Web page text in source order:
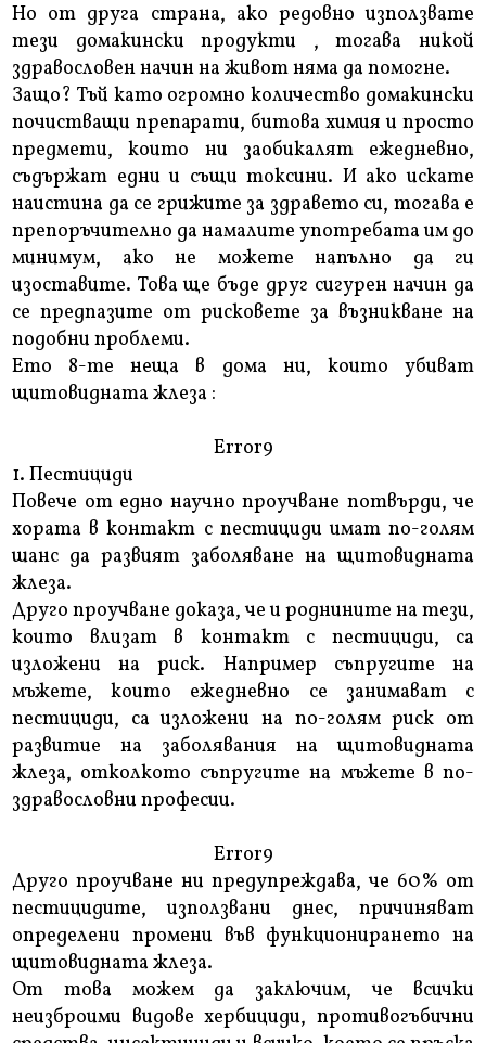
Но от друга страна, ако редовно използвате
тези домакински продукти , тогава никой
здравословен начин на живот няма да помогне.
Защо? Тъй като огромно количество домакински
почистващи препарати, битова химия и просто
предмети, които ни заобикалят ежедневно,
съдържат едни и същи токсини. И ако искате
наистина да се грижите за здравето си, тогава е
препоръчително да намалите употребата им до
минимум, ако не можете напълно да ги
изоставите. Това ще бъде друг сигурен начин да
се предпазите от рисковете за възникване на
подобни проблеми.
Ето 8-те неща в дома ни, които убиват
щитовидната жлеза :
Error9
1. Пестициди
Повече от едно научно проучване потвърди, че
хората в контакт с пестициди имат по-голям
шанс да развият заболяване на щитовидната
жлеза.
Друго проучване доказа, че и роднините на тези,
които влизат в контакт с пестициди, са
изложени на риск. Например съпругите на
мъжете, които ежедневно се занимават с
пестициди, са изложени на по-голям риск от
развитие на заболявания на щитовидната
жлеза, отколкото съпругите на мъжете в по-
здравословни професии.
Error9
Друго проучване ни предупреждава, че 60% от
пестицидите, използвани днес, причиняват
определени промени във функционирането на
щитовидната жлеза.
От това можем да заключим, че всички
неизброими видове хербициди, противогъбични